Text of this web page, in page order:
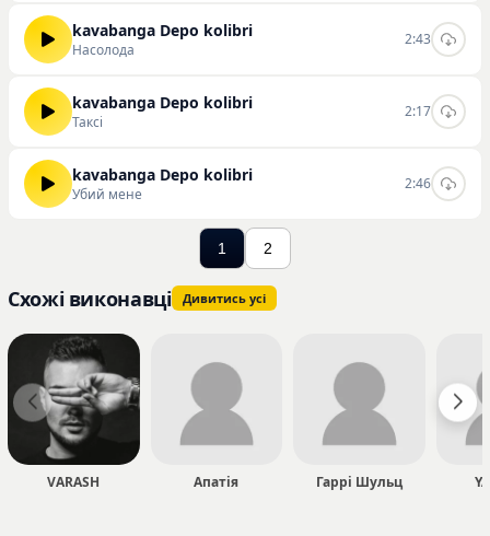
kavabanga Depo kolibri
Насолода
2:43
kavabanga Depo kolibri
Таксі
2:17
kavabanga Depo kolibri
Убий мене
2:46
1 2
Схожі виконавці Дивитись усі
VARASH Апатія Гаррі Шульц